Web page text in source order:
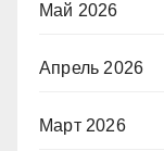
Май 2026
Апрель 2026
Март 2026